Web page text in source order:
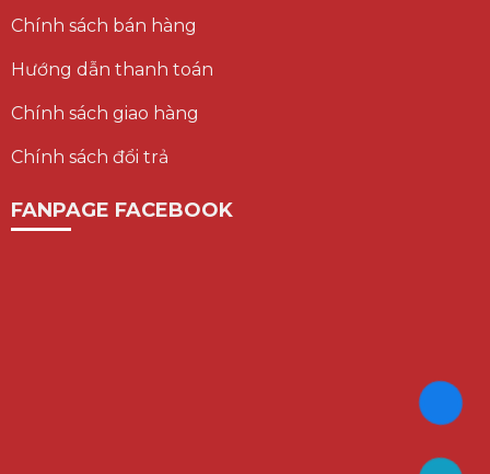
Chính sách bán hàng
Hướng dẫn thanh toán
Chính sách giao hàng
Chính sách đổi trả
FANPAGE FACEBOOK